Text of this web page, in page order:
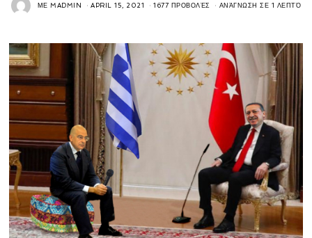
ΜΕMADMIN APRIL 15, 2021 1677 ΠΡΟΒΟΛΈΣ ΑΝΆΓΝΩΣΗ ΣΕ 1 ΛΕΠΤΌ